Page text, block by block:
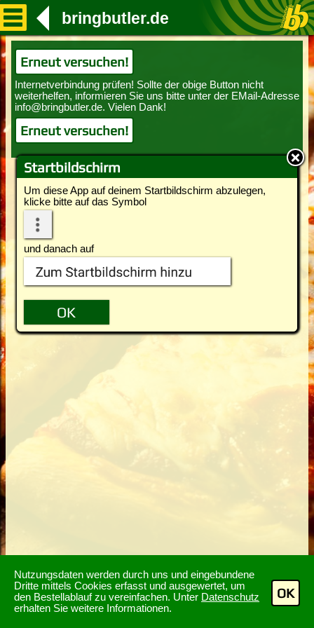
Nutzungsdaten werden durch uns und eingebundene
Dritte mittels Cookies erfasst und ausgewertet, um
den Bestellablauf zu vereinfachen. Unter Datenschutz
erhalten Sie weitere Informationen.
OK
Startbildschirm
Um diese App auf deinem Startbildschirm abzulegen,
klicke bitte auf das Symbol
und danach auf
bringbutler.de
Erneut versuchen!
Erneut versuchen!